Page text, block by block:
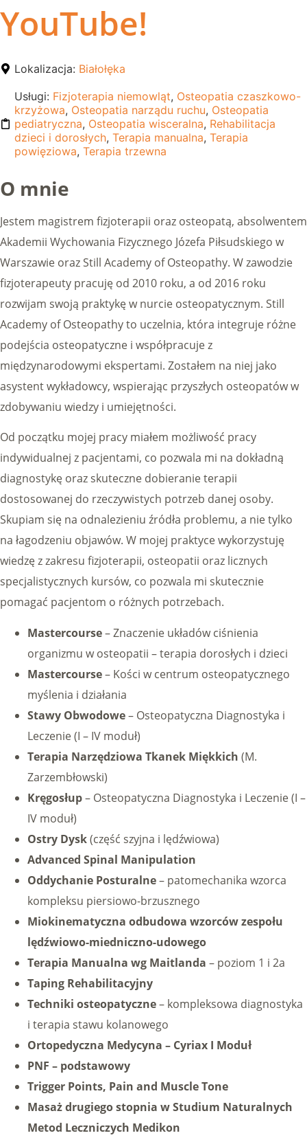
YouTube!
Lokalizacja: Białołęka
Usługi: Fizjoterapia niemowląt, Osteopatia czaszkowo-
krzyżowa, Osteopatia narządu ruchu, Osteopatia
pediatryczna, Osteopatia wisceralna, Rehabilitacja
dzieci i dorosłych, Terapia manualna, Terapia
powięziowa, Terapia trzewna
O mnie
Jestem magistrem fizjoterapii oraz osteopatą, absolwentem
Akademii Wychowania Fizycznego Józefa Piłsudskiego w
Warszawie oraz Still Academy of Osteopathy. W zawodzie
fizjoterapeuty pracuję od 2010 roku, a od 2016 roku
rozwijam swoją praktykę w nurcie osteopatycznym. Still
Academy of Osteopathy to uczelnia, która integruje różne
podejścia osteopatyczne i współpracuje z
międzynarodowymi ekspertami. Zostałem na niej jako
asystent wykładowcy, wspierając przyszłych osteopatów w
zdobywaniu wiedzy i umiejętności.
Od początku mojej pracy miałem możliwość pracy
indywidualnej z pacjentami, co pozwala mi na dokładną
diagnostykę oraz skuteczne dobieranie terapii
dostosowanej do rzeczywistych potrzeb danej osoby.
Skupiam się na odnalezieniu źródła problemu, a nie tylko
na łagodzeniu objawów. W mojej praktyce wykorzystuję
wiedzę z zakresu fizjoterapii, osteopatii oraz licznych
specjalistycznych kursów, co pozwala mi skutecznie
pomagać pacjentom o różnych potrzebach.
Mastercourse– Znaczenie układów ciśnienia
organizmu w osteopatii – terapia dorosłych i dzieci
Mastercourse– Kości w centrum osteopatycznego
myślenia i działania
Stawy Obwodowe– Osteopatyczna Diagnostyka i
Leczenie (I – IV moduł)
Terapia Narzędziowa Tkanek Miękkich (M.
Zarzembłowski)
Kręgosłup– Osteopatyczna Diagnostyka i Leczenie (I –
IV moduł)
Ostry Dysk(część szyjna i lędźwiowa)
Advanced Spinal Manipulation
Oddychanie Posturalne– patomechanika wzorca
kompleksu piersiowo-brzusznego
Miokinematyczna odbudowa wzorców zespołu
lędźwiowo-miedniczno-udowego
Terapia Manualna wg Maitlanda – poziom 1 i 2a
Taping Rehabilitacyjny
Techniki osteopatyczne– kompleksowa diagnostyka
i terapia stawu kolanowego
Ortopedyczna Medycyna – Cyriax I Moduł
PNF – podstawowy
Trigger Points, Pain and Muscle Tone
Masaż drugiego stopnia w Studium Naturalnych
Metod Leczniczych Medikon